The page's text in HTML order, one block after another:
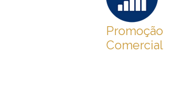
Promoção
Comercial